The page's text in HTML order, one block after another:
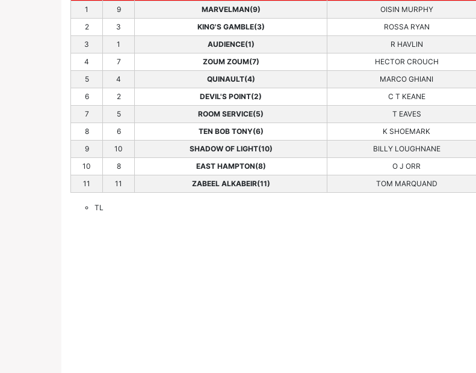
1
9 MARVELMAN(9) OISIN MURPHY
2
3 KING'S GAMBLE(3) ROSSA RYAN
3
1 AUDIENCE(1) R HAVLIN
4
7 ZOUM ZOUM(7) HECTOR CROUCH
5
4 QUINAULT(4) MARCO GHIANI
6
2 DEVIL'S POINT(2) C T KEANE
7
5 ROOM SERVICE(5) T EAVES
8
6 TEN BOB TONY(6) K SHOEMARK
9
10 SHADOW OF LIGHT(10) BILLY LOUGHNANE
10
8 EAST HAMPTON(8) O J ORR
11
11 ZABEEL ALKABEIR(11) TOM MARQUAND
TL